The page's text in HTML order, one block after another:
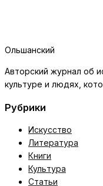
Ольшанский
Авторский журнал об
культуре и людях,
Рубрики
Искусство
Литература
Книги
Культура
Статьи